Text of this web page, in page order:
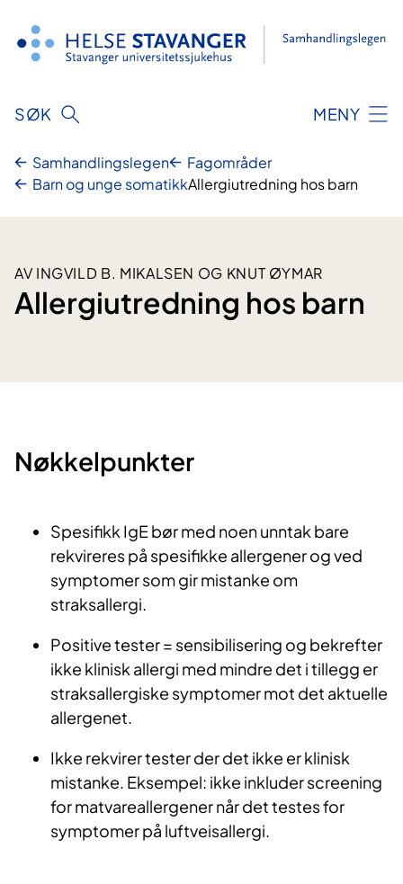
innhold
SØK MENY
Samhandlingslegen
Fagområder
Barn og unge somatikkAllergiutredning hos barn
AV INGVILD B. MIKALSEN OG KNUT ØYMAR
Allergiutredning hos barn
Nøkkelpunkter
Spesifikk IgE bør med noen unntak bare
rekvireres på spesifikke allergener og ved
symptomer som gir mistanke om
straksallergi.
Positive tester = sensibilisering og bekrefter
ikke klinisk allergi med mindre det i tillegg er
straksallergiske symptomer mot det aktuelle
allergenet.
Ikke rekvirer tester der det ikke er klinisk
mistanke. Eksempel: ikke inkluder screening
for matvareallergener når det testes for
symptomer på luftveisallergi.